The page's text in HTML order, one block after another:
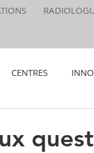
CENTRES